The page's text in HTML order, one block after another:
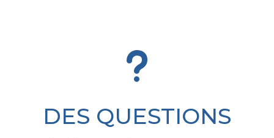
u
DES QUESTIONS